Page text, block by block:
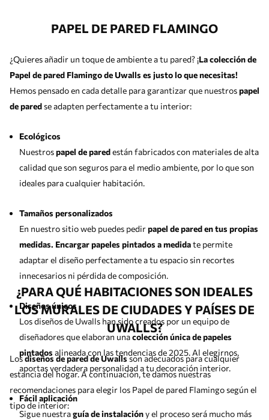
PAPEL DE PARED FLAMINGO
¿Quieres añadir un toque de ambiente a tu pared? ¡La colección de
Papel de pared Flamingo de Uwalls es justo lo que necesitas!
Hemos pensado en cada detalle para garantizar que nuestrospapel
de pared se adapten perfectamente a tu interior:
Ecológicos
Nuestrospapel de paredestán fabricados con materiales de alta
calidad que son seguros para el medio ambiente, por lo que son
ideales para cualquier habitación.
Tamaños personalizados
En nuestro sitio web puedes pedirpapel de pared en tus propias
medidas. Encargar papeles pintados a medidate permite
adaptar el diseño perfectamente a tu espacio sin recortes
innecesarios ni pérdida de composición.
Diseños únicos
Los diseños de Uwalls han sido creados por un equipo de
diseñadores que elaboran unacolección única de papeles
pintados alineada con las tendencias de 2025. Al elegirnos,
aportas verdadera personalidad a tu decoración interior.
Fácil aplicación
Sigue nuestraguía de instalacióny el proceso será mucho más
¿PARA QUÉ HABITACIONES SON IDEALES
LOS MURALES DE CIUDADES Y PAÍSES DE
UWALLS?
Losdiseños de pared de Uwallsson adecuados para cualquier
estancia del hogar. A continuación, te damos nuestras
recomendaciones para elegir los Papel de pared Flamingo según el
tipo de interior: